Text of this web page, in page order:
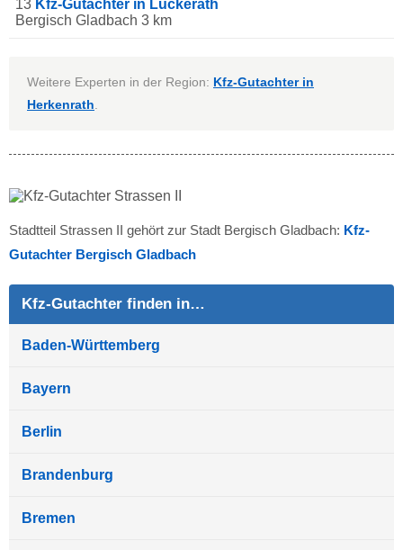
13 Kfz-Gutachter in Lückerath
Bergisch Gladbach 3 km
Weitere Experten in der Region: Kfz-Gutachter in
Herkenrath.
Stadtteil Strassen II gehört zur Stadt Bergisch Gladbach: Kfz-
Gutachter Bergisch Gladbach
Kfz-Gutachter finden in…
Baden-Württemberg
Bayern
Berlin
Brandenburg
Bremen